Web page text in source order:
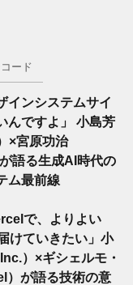
コード
インシステムサイ
んですよ」 小島芳
×宮原功治
語る生成AI時代の
ム最前線
で、よりよい
けていきたい」小
）×ギシェルモ・
）が語る技術の意